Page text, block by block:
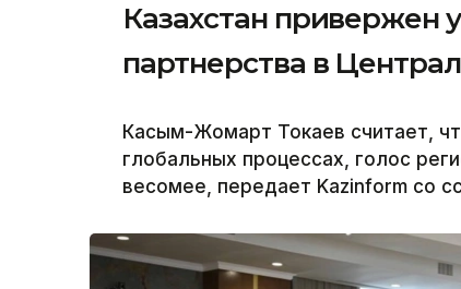
Казахстан привержен
партнерства в
Касым-Жомарт Токаев считает,
глобальных процессах, голос
весомее, передает Kazinform со